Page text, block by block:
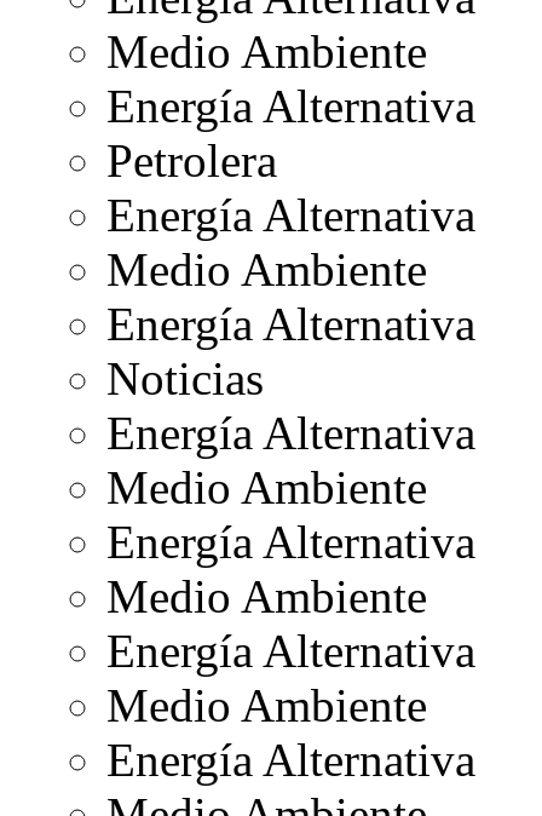
Medio Ambiente
Energía Alternativa
Petrolera
Energía Alternativa
Medio Ambiente
Energía Alternativa
Noticias
Energía Alternativa
Medio Ambiente
Energía Alternativa
Medio Ambiente
Energía Alternativa
Medio Ambiente
Energía Alternativa